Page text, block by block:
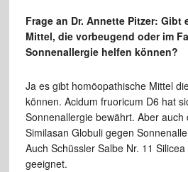
Frage an Dr. Annette Pitzer:
Mittel, die vorbeugend oder im
Sonnenallergie helfen können?
Ja es gibt homöopathische Mittel
können. Acidum fruoricum D6 hat
Sonnenallergie bewährt. Aber auch
Similasan Globuli gegen
Auch Schüssler Salbe Nr. 11
geeignet.